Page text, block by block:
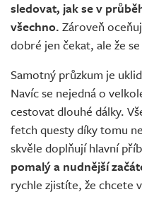
sledovat, jak se v
všechno. Zároveň
dobré jen čekat, ale že
Samotný průzkum je
Navíc se nejedná o
cestovat dlouhé dálky.
fetch questy díky tomu
skvěle doplňují hlavní
pomalý a nudnější
rychle zjistíte, že chcete